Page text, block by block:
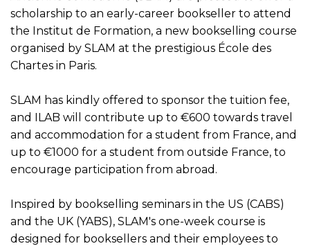
scholarship to an early-career bookseller to attend
the Institut de Formation, a new bookselling course
organised by SLAM at the prestigious École des
Chartes in Paris.
SLAM has kindly offered to sponsor the tuition fee,
and ILAB will contribute up to €600 towards travel
and accommodation for a student from France, and
up to €1000 for a student from outside France, to
encourage participation from abroad.
Inspired by bookselling seminars in the US (CABS)
and the UK (YABS), SLAM's one-week course is
designed for booksellers and their employees to